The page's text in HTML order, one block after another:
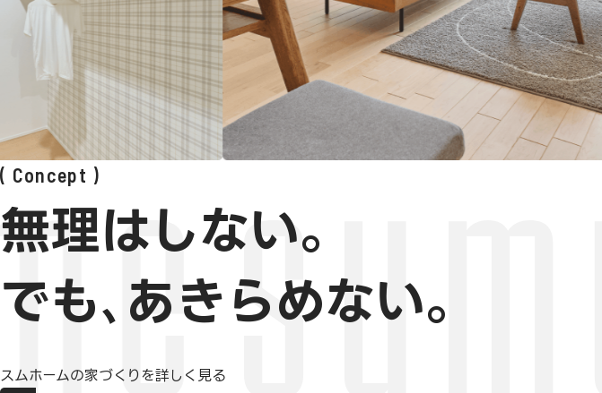
Concept
無理はしない。
でも､あきらめない。
スムホームの家づくりを詳しく見る